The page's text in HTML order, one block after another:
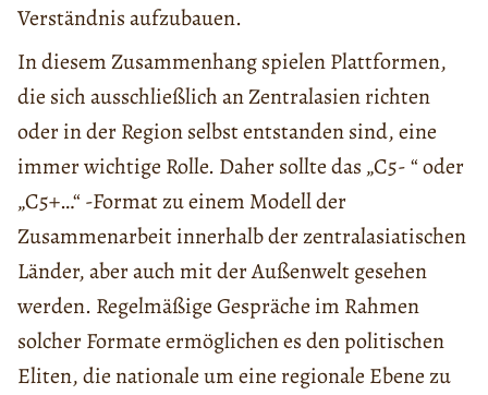
Verständnis aufzubauen.
In diesem Zusammenhang spielen Plattformen,
die sich ausschließlich an Zentralasien richten
oder in der Region selbst entstanden sind, eine
immer wichtige Rolle. Daher sollte das „C5- “ oder
„C5+…“ -Format zu einem Modell der
Zusammenarbeit innerhalb der zentralasiatischen
Länder, aber auch mit der Außenwelt gesehen
werden. Regelmäßige Gespräche im Rahmen
solcher Formate ermöglichen es den politischen
Eliten, die nationale um eine regionale Ebene zu